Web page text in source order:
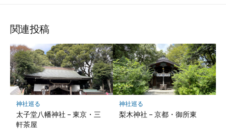
ア
ク
マ
ー
ク
に
保
存
関連投稿
神社巡る
太子堂八幡神社 – 東京・三
軒茶屋
神社巡る
梨木神社 – 京都・御所東